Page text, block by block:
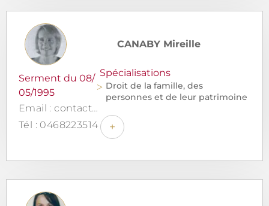
CANABY Mireille
Serment du 08/
05/1995
Email : contact@canabyavocat.fr
Tél : 0468223514
Spécialisations
Droit de la famille, des
personnes et de leur patrimoine
+